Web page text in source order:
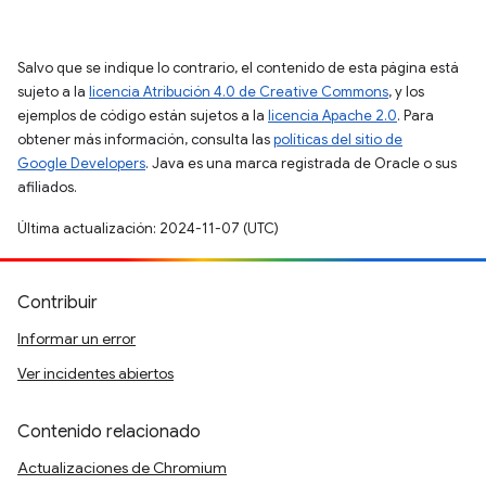
Salvo que se indique lo contrario, el contenido de esta página está
sujeto a la licencia Atribución 4.0 de Creative Commons, y los
ejemplos de código están sujetos a la licencia Apache 2.0. Para
obtener más información, consulta laspolíticas del sitio de
Google Developers. Java es una marca registrada de Oracle o sus
afiliados.
Última actualización: 2024-11-07 (UTC)
Contribuir
Informar un error
Ver incidentes abiertos
Contenido relacionado
Actualizaciones de Chromium